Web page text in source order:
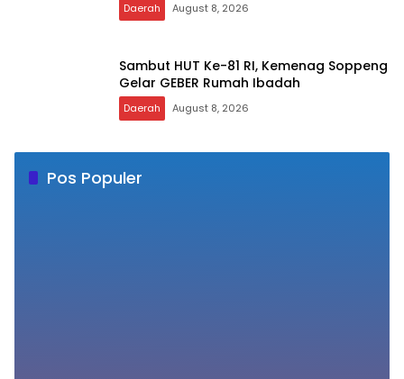
Daerah August 8, 2026
Sambut HUT Ke-81 RI, Kemenag Soppeng
Gelar GEBER Rumah Ibadah
Daerah August 8, 2026
Pos Populer